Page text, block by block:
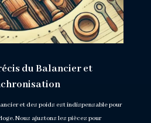
du Balancier et
et des poids est indispensable pour
Nous ajustons les pièces pour